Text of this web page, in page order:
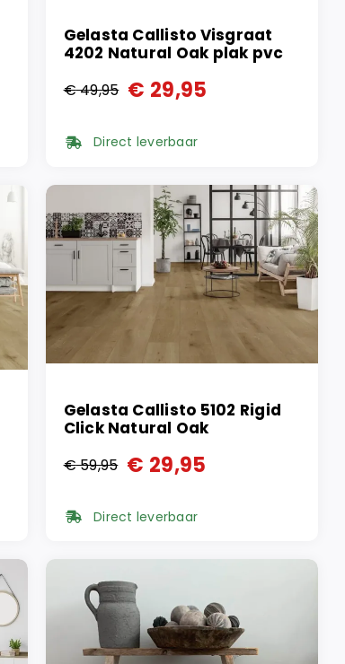
Gelasta Callisto Visgraat
4202 Natural Oak plak pvc
€49,95
Oorspronkelijke
prijs
€ 49,95.
€ 29,95
Huidige
prijs
€ 29,95.
Direct leverbaar
Gelasta Callisto 5102 Rigid
Click Natural Oak
€59,95
Oorspronkelijke
prijs
€ 59,95.
€ 29,95
Huidige
prijs
€ 29,95.
Direct leverbaar